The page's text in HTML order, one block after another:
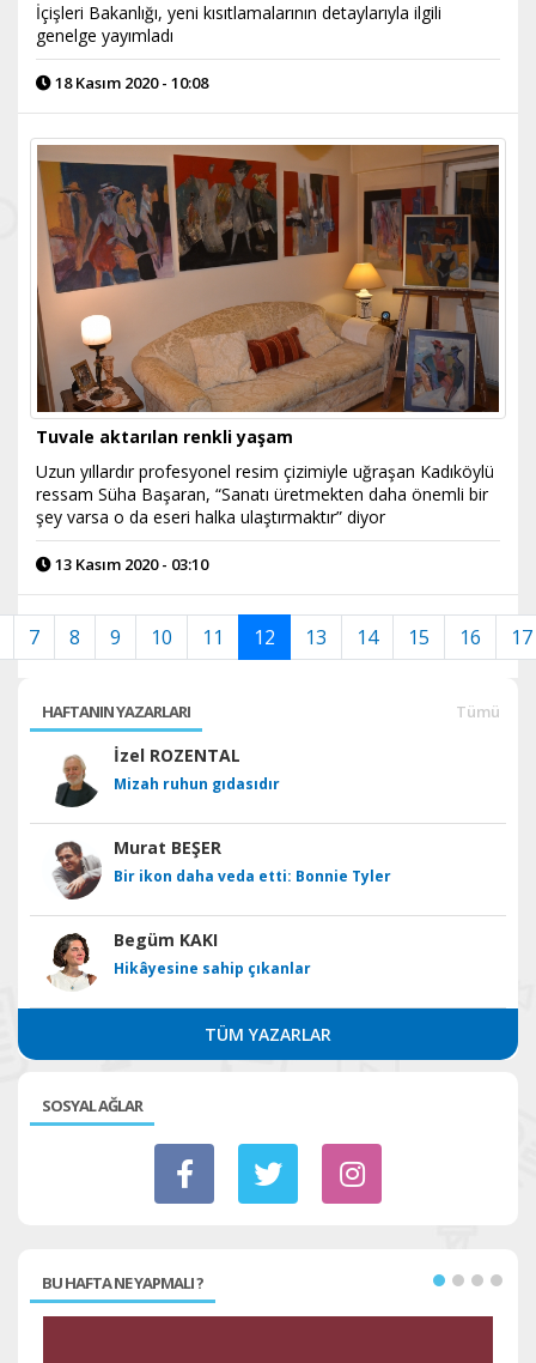
İçişleri Bakanlığı, yeni kısıtlamalarının detaylarıyla ilgili
genelge yayımladı
18 Kasım 2020 - 10:08
Tuvale aktarılan renkli yaşam
Uzun yıllardır profesyonel resim çizimiyle uğraşan Kadıköylü
ressam Süha Başaran, “Sanatı üretmekten daha önemli bir
şey varsa o da eseri halka ulaştırmaktır” diyor
13 Kasım 2020 - 03:10
7 8 9 10 11 12 13 14 15 16 17
HAFTANIN YAZARLARI Tümü
İzel ROZENTAL
Mizah ruhun gıdasıdır
Murat BEŞER
Bir ikon daha veda etti: Bonnie Tyler
Begüm KAKI
Hikâyesine sahip çıkanlar
TÜM YAZARLAR
SOSYAL AĞLAR
BU HAFTA NE YAPMALI ?